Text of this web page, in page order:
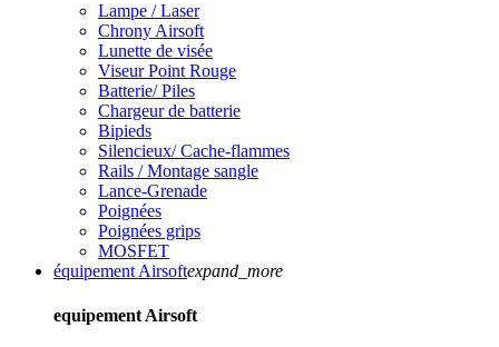
Lampe / Laser
Chrony Airsoft
Lunette de visée
Viseur Point Rouge
Batterie/ Piles
Chargeur de batterie
Bipieds
Silencieux/ Cache-flammes
Rails / Montage sangle
Lance-Grenade
Poignées
Poignées grips
MOSFET
équipement Airsoftexpand_more
equipement Airsoft